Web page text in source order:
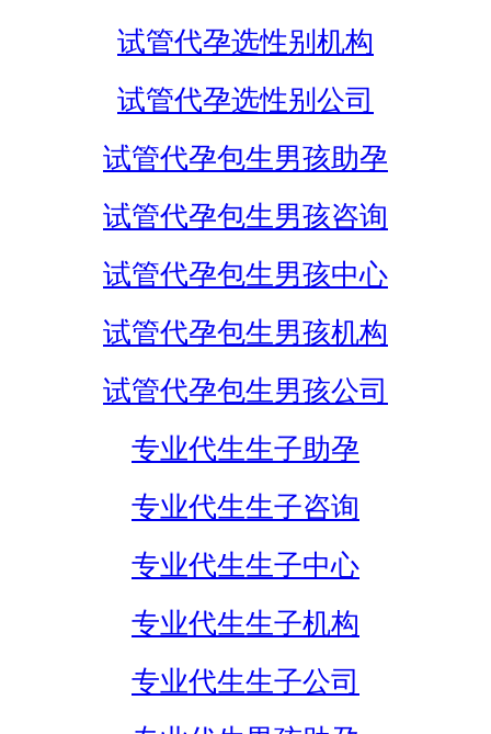
试管代孕选性别机构
试管代孕选性别公司
试管代孕包生男孩助孕
试管代孕包生男孩咨询
试管代孕包生男孩中心
试管代孕包生男孩机构
试管代孕包生男孩公司
专业代生生子助孕
专业代生生子咨询
专业代生生子中心
专业代生生子机构
专业代生生子公司